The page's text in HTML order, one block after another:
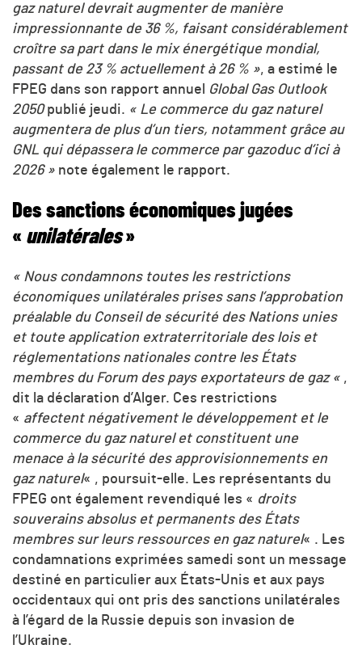
gaz naturel devrait augmenter de manière
impressionnante de 36 %, faisant considérablement
croître sa part dans le mix énergétique mondial,
passant de 23 % actuellement à 26 % », a estimé le
FPEG dans son rapport annuel
Global Gas Outlook
2050publié jeudi. « Le commerce du gaz naturel
augmentera de plus d’un tiers, notamment grâce au
GNL qui dépassera le commerce par gazoduc d’ici à
2026 » note également le rapport.
Des sanctions économiques jugées
« unilatérales»
« Nous condamnons toutes les restrictions
économiques unilatérales prises sans l’approbation
préalable du Conseil de sécurité des Nations unies
et toute application extraterritoriale des lois et
réglementations nationales contre les États
membres du Forum des pays exportateurs de gaz « ,
dit la déclaration d’Alger. Ces restrictions
« affectent négativement le développement et le
commerce du gaz naturel et constituent une
menace à la sécurité des approvisionnements en
gaz naturel« , poursuit-elle. Les représentants du
FPEG ont également revendiqué les « droits
souverains absolus et permanents des États
membres sur leurs ressources en gaz naturel« . Les
condamnations exprimées samedi sont un message
destiné en particulier aux États-Unis et aux pays
occidentaux qui ont pris des sanctions unilatérales
à l’égard de la Russie depuis son invasion de
l’Ukraine.